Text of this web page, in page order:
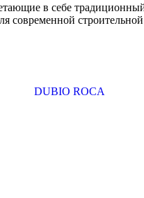
в себе
современной